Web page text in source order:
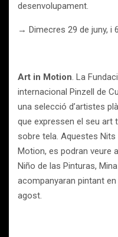
desenvolupament.
→ Dimecres 29 de juny, i
Art in Motion. La
internacional Pinzell de
una selecció d’artistes
que expressen el seu art
sobre tela. Aquestes Nits
Motion, es podran veure
Niño de las Pinturas,
acompanyaran pintant
agost.